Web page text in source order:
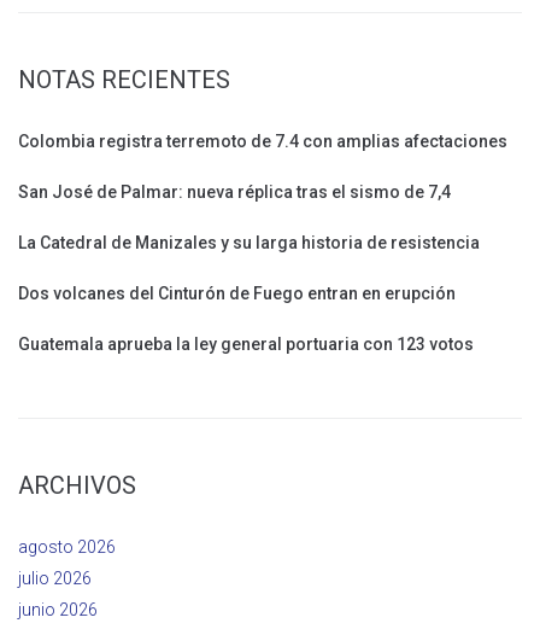
NOTAS RECIENTES
Colombia registra terremoto de 7.4 con amplias afectaciones
San José de Palmar: nueva réplica tras el sismo de 7,4
La Catedral de Manizales y su larga historia de resistencia
Dos volcanes del Cinturón de Fuego entran en erupción
Guatemala aprueba la ley general portuaria con 123 votos
ARCHIVOS
agosto 2026
julio 2026
junio 2026